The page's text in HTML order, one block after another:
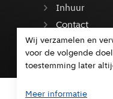
Inhuur
Contact
Wij verzamelen en
voor de volgende
toestemming later
Meer informatie